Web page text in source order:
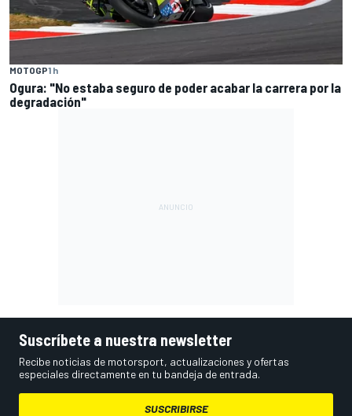
MOTOGP1 h
Ogura: "No estaba seguro de poder acabar la carrera por la
degradación"
Suscríbete a nuestra newsletter
Recibe noticias de motorsport, actualizaciones y ofertas
especiales directamente en tu bandeja de entrada.
SUSCRIBIRSE